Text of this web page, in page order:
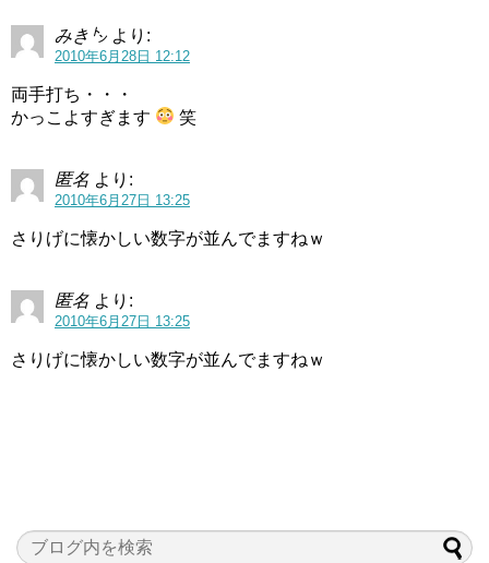
みき㌧ より:
2010年6月28日 12:12
両手打ち・・・
かっこよすぎます
笑
匿名 より:
2010年6月27日 13:25
さりげに懐かしい数字が並んでますねｗ
匿名 より:
2010年6月27日 13:25
さりげに懐かしい数字が並んでますねｗ